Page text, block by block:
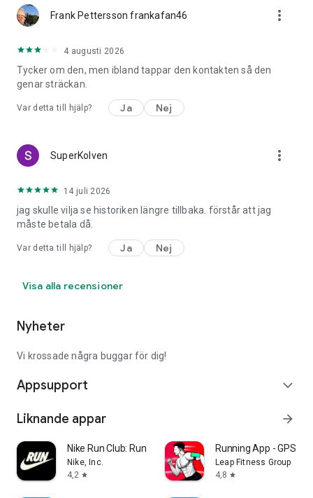
• Gå med i vår löparcommunity som hjälper dig att köra på så
ASICS Running Apps.
Run, walk, and jog with us!
Frank Pettersson frankafan46 more_vert
4 augusti 2026
Tycker om den, men ibland tappar den kontakten så den
genar sträckan.
Var detta till hjälp? Ja Nej
SuperKolven more_vert
14 juli 2026
jag skulle vilja se historiken längre tillbaka. förstår att jag
måste betala då.
Var detta till hjälp? Ja Nej
Visa alla recensioner
Nyheter
Vi krossade några buggar för dig!
Appsupport expand_more
Liknande appar arrow_forward
Nike Run Club: Run Tracker
Nike, Inc.
4,2 star
Running App - GPS
Leap Fitness Group
4,8 star